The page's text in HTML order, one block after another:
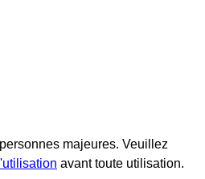
majeures. Veuillez
avant toute utilisation.